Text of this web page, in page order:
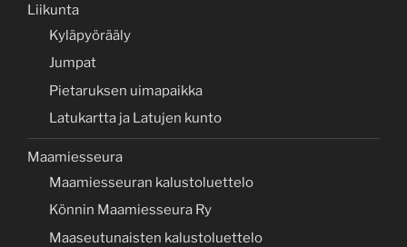
Liikunta
Kyläpyörääly
Jumpat
Pietaruksen uimapaikka
Latukartta ja Latujen kunto
Maamiesseura
Maamiesseuran kalustoluettelo
Könnin Maamiesseura Ry
Maaseutunaisten kalustoluettelo